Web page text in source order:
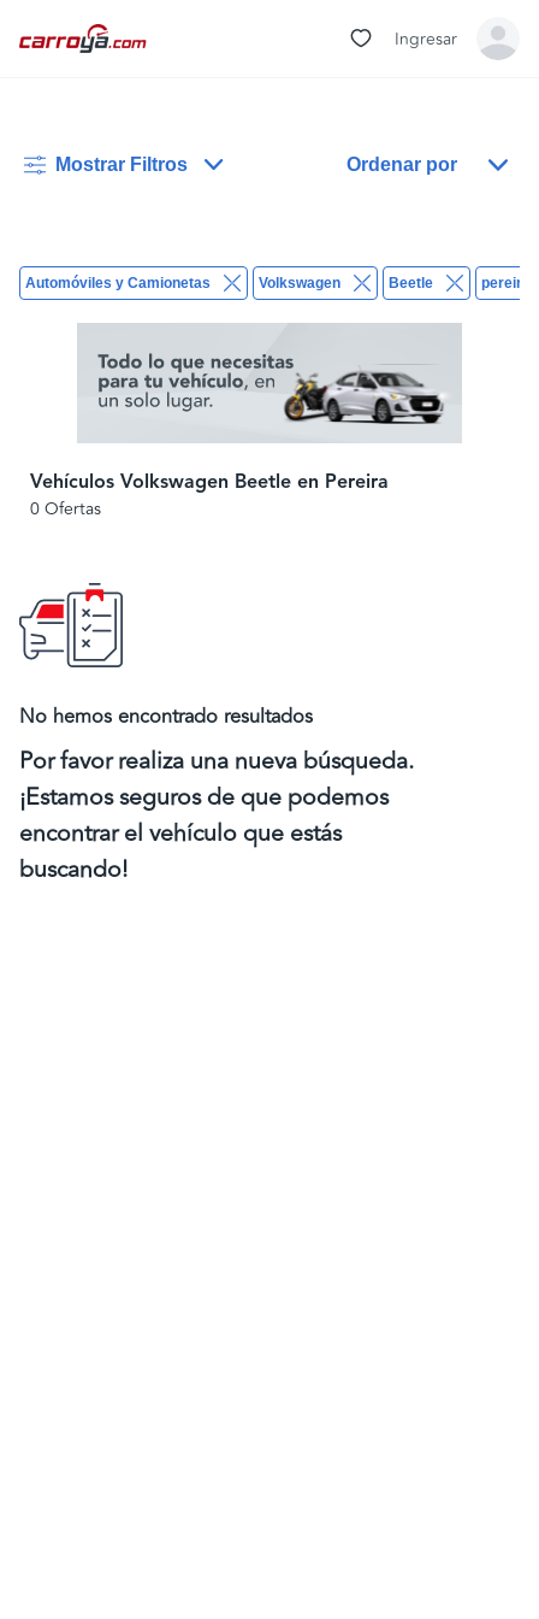
Ingresar
Mostrar Filtros Ordenar por
Automóviles y Camionetas Volkswagen Beetle pereira
Vehículos Volkswagen Beetle en Pereira
0 Ofertas
No hemos encontrado resultados
Por favor realiza una nueva búsqueda.
¡Estamos seguros de que podemos
encontrar el vehículo que estás
buscando!